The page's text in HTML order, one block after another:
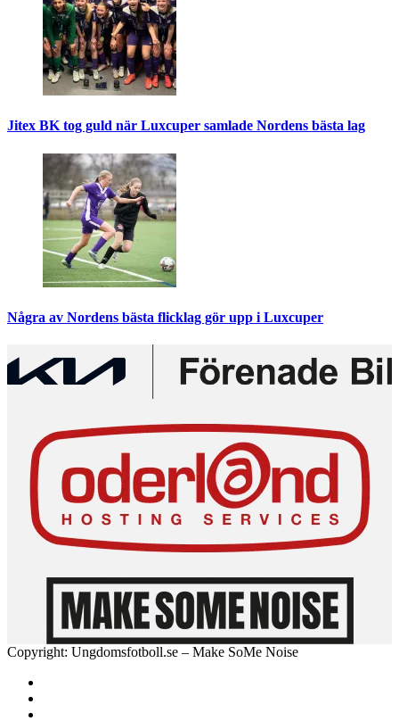
Jitex BK tog guld när Luxcuper samlade Nordens bästa lag
Några av Nordens bästa flicklag gör upp i Luxcuper
Copyright: Ungdomsfotboll.se – Make SoMe Noise